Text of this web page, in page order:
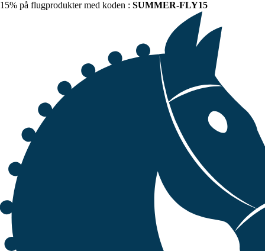
15% på flugprodukter med koden : SUMMER-FLY15